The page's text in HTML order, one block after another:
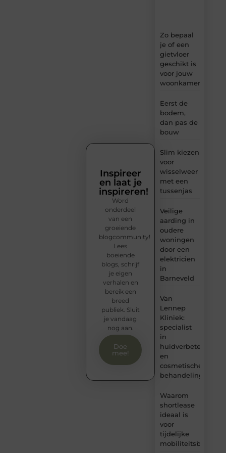
Zo bepaal
je of een
gietvloer
geschikt is
voor jouw
woonkamer
Eerst de
bodem,
dan pas de
bouw
Slim kiezen
voor
wisselweer
met een
tussenjas
Veilige
aarding in
oudere
woningen
door een
elektricien
in
Barneveld
Van
Lennep
Kliniek:
specialist
in
huidverbetering
en
cosmetische
behandelingen
Waarom
shortlease
ideaal is
voor
tijdelijke
Inspireer
en laat je
inspireren!
Word
onderdeel
van een
groeiende
blogcommunity!
Lees
boeiende
blogs, schrijf
je eigen
verhalen en
bereik een
breed
publiek. Sluit
je vandaag
nog aan.
Doe
mee!